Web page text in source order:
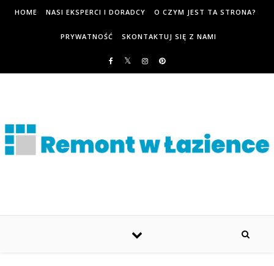
HOME NASI EKSPERCI I DORADCY O CZYM JEST TA STRONA?
PRYWATNOŚĆ SKONTAKTUJ SIĘ Z NAMI